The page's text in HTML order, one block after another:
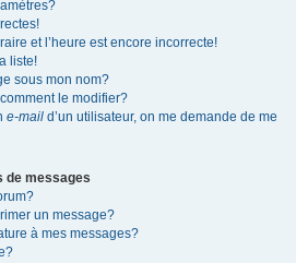
et l’heure est encore incorrecte!
liste!
sous mon nom?
le modifier?
e-mail d’un utilisateur, on me demande de me
de messages
un message?
à mes messages?